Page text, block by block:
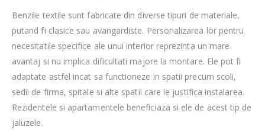
Benzile textile sunt fabricate din diverse tipuri de materiale,
putand fi clasice sau avangardiste. Personalizarea lor pentru
necesitatile specifice ale unui interior reprezinta un mare
avantaj si nu implica dificultati majore la montare. Ele pot fi
adaptate astfel incat sa functioneze in spatii precum scoli,
sedii de firma, spitale si alte spatii care le justifica instalarea.
Rezidentele si apartamentele beneficiaza si ele de acest tip de
jaluzele.